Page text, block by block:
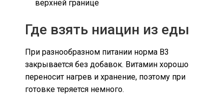
верхней границе
Где взять ниацин из еды
При разнообразном питании норма B3
закрывается без добавок. Витамин хорошо
переносит нагрев и хранение, поэтому при
готовке теряется немного.